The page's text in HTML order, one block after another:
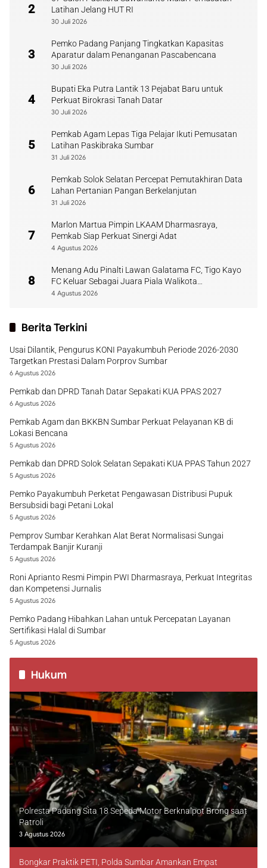
2
Latihan Jelang HUT RI
30 Juli 2026
3
Pemko Padang Panjang Tingkatkan Kapasitas
Aparatur dalam Penanganan Pascabencana
30 Juli 2026
4
Bupati Eka Putra Lantik 13 Pejabat Baru untuk
Perkuat Birokrasi Tanah Datar
30 Juli 2026
5
Pemkab Agam Lepas Tiga Pelajar Ikuti Pemusatan
Latihan Paskibraka Sumbar
31 Juli 2026
6
Pemkab Solok Selatan Percepat Pemutakhiran Data
Lahan Pertanian Pangan Berkelanjutan
31 Juli 2026
7
Marlon Martua Pimpin LKAAM Dharmasraya,
Pemkab Siap Perkuat Sinergi Adat
4 Agustus 2026
8
Menang Adu Pinalti Lawan Galatama FC, Tigo Kayo
FC Keluar Sebagai Juara Piala Walikota
Payakumbuh
4 Agustus 2026
Berita Terkini
Usai Dilantik, Pengurus KONI Payakumbuh Periode 2026-2030
Targetkan Prestasi Dalam Porprov Sumbar
6 Agustus 2026
Pemkab dan DPRD Tanah Datar Sepakati KUA PPAS 2027
6 Agustus 2026
Pemkab Agam dan BKKBN Sumbar Perkuat Pelayanan KB di
Lokasi Bencana
5 Agustus 2026
Pemkab dan DPRD Solok Selatan Sepakati KUA PPAS Tahun 2027
5 Agustus 2026
Pemko Payakumbuh Perketat Pengawasan Distribusi Pupuk
Bersubsidi bagi Petani Lokal
5 Agustus 2026
Pemprov Sumbar Kerahkan Alat Berat Normalisasi Sungai
Terdampak Banjir Kuranji
5 Agustus 2026
Roni Aprianto Resmi Pimpin PWI Dharmasraya, Perkuat Integritas
dan Kompetensi Jurnalis
5 Agustus 2026
Pemko Padang Hibahkan Lahan untuk Percepatan Layanan
Sertifikasi Halal di Sumbar
5 Agustus 2026
Hukum
Polresta Padang Sita 18 Sepeda Motor Berknalpot Brong saat
Patroli
3 Agustus 2026
Bongkar Praktik PETI, Polda Sumbar Amankan Empat